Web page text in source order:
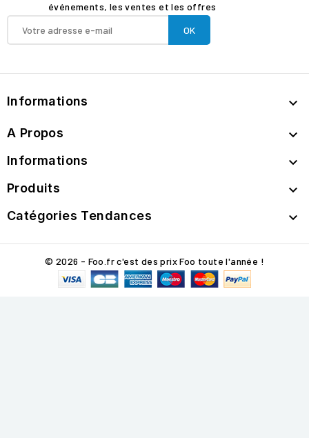
événements, les ventes et les offres
Informations 
A Propos 
Informations 
Produits 
Catégories Tendances 
© 2026 - Foo.fr c'est des prix Foo toute l'année !